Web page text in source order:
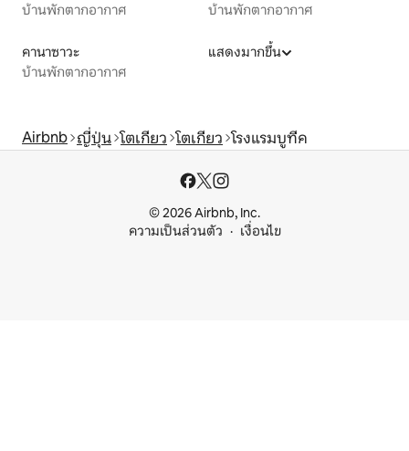
บ้านพักตากอากาศ
บ้านพักตากอากาศ
คานาซาวะ
บ้านพักตากอากาศ
แสดงมากขึ้น
Airbnb ญี่ปุ่น โตเกียว โตเกียว โรงแรมบูทีค
© 2026 Airbnb, Inc.
ความเป็นส่วนตัว
เงื่อนไข